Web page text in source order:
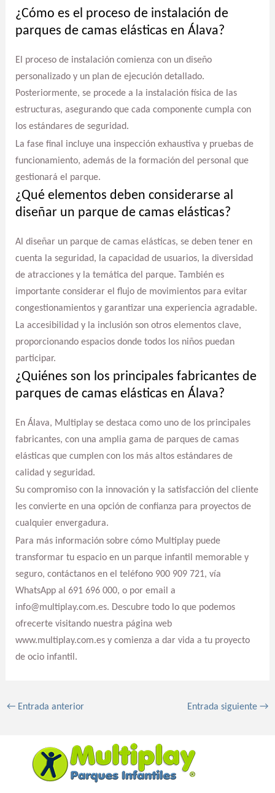
¿Cómo es el proceso de instalación de
parques de camas elásticas en Álava?
El proceso de instalación comienza con un diseño
personalizado y un plan de ejecución detallado.
Posteriormente, se procede a la instalación física de las
estructuras, asegurando que cada componente cumpla con
los estándares de seguridad.
La fase final incluye una inspección exhaustiva y pruebas de
funcionamiento, además de la formación del personal que
gestionará el parque.
¿Qué elementos deben considerarse al
diseñar un parque de camas elásticas?
Al diseñar un parque de camas elásticas, se deben tener en
cuenta la seguridad, la capacidad de usuarios, la diversidad
de atracciones y la temática del parque. También es
importante considerar el flujo de movimientos para evitar
congestionamientos y garantizar una experiencia agradable.
La accesibilidad y la inclusión son otros elementos clave,
proporcionando espacios donde todos los niños puedan
participar.
¿Quiénes son los principales fabricantes de
parques de camas elásticas en Álava?
En Álava, Multiplay se destaca como uno de los principales
fabricantes, con una amplia gama de parques de camas
elásticas que cumplen con los más altos estándares de
calidad y seguridad.
Su compromiso con la innovación y la satisfacción del cliente
les convierte en una opción de confianza para proyectos de
cualquier envergadura.
Para más información sobre cómo Multiplay puede
transformar tu espacio en un parque infantil memorable y
seguro, contáctanos en el teléfono 900 909 721, vía
WhatsApp al 691 696 000, o por email a
info@multiplay.com.es. Descubre todo lo que podemos
ofrecerte visitando nuestra página web
www.multiplay.com.es y comienza a dar vida a tu proyecto
de ocio infantil.
←Entrada anterior Entrada siguiente→